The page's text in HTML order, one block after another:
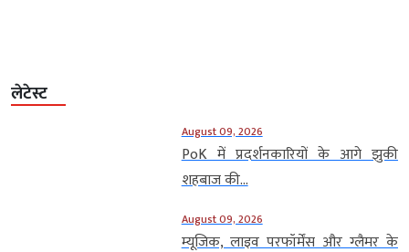
लेटेस्ट
August 09, 2026
PoK में प्रदर्शनकारियों के आगे झुकी
शहबाज की...
August 09, 2026
म्यूजिक, लाइव परफॉर्मेंस और ग्लैमर के